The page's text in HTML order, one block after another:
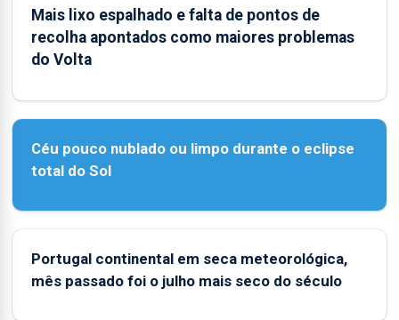
Mais lixo espalhado e falta de pontos de
recolha apontados como maiores problemas
do Volta
Céu pouco nublado ou limpo durante o eclipse
total do Sol
Portugal continental em seca meteorológica,
mês passado foi o julho mais seco do século